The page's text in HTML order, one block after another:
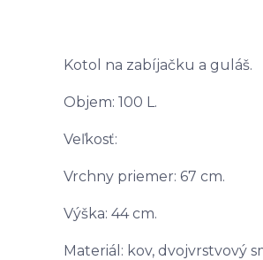
Kotol na zabíjačku a guláš.
Objem: 100 L.
Veľkosť:
Vrchny priemer: 67 cm.
Výška: 44 cm.
Materiál: kov, dvojvrstvový